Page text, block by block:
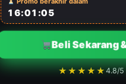
16:01:03
Beli Sekarang
★★★★★4.8/5